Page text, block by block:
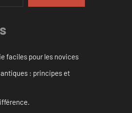
faciles pour les novices
: principes et